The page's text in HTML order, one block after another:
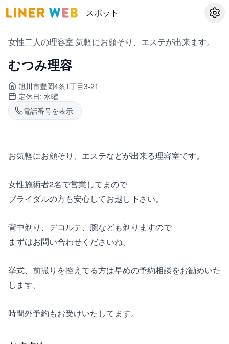
スポット 設定
女性二人の理容室 気軽にお顔そり、エステが出来ます。
むつみ理容
旭川市豊岡4条1丁目3-21
定休日: 水曜
電話番号を表示
お気軽にお顔そり、エステなどが出来る理容室です。
女性施術者2名で営業してまので
ブライダルの方も安心してお越し下さい。
背中剃り、デコルテ、腕なども剃りますので
まずはお問い合わせくださいね。
挙式、前撮りを控えてる方は早めの予約相談をお勧めいた
します。
時間外予約もお受けいたしてます。